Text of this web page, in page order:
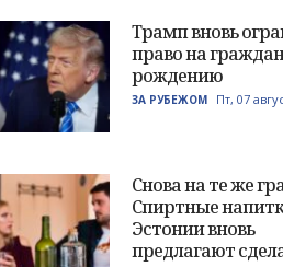
Трамп вновь
право на
рождению
ЗА РУБЕЖОМ Пт, 07
Снова на те же
Спиртные
Эстонии вновь
предлагают